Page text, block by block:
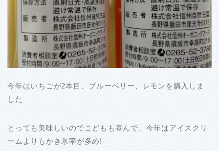
今年はいちごが2本目、ブルーベリー、レモンを購入しま
した
とっても美味しいのでこどもも喜んで、今年はアイスクリ
ームよりもかき氷率が多め!